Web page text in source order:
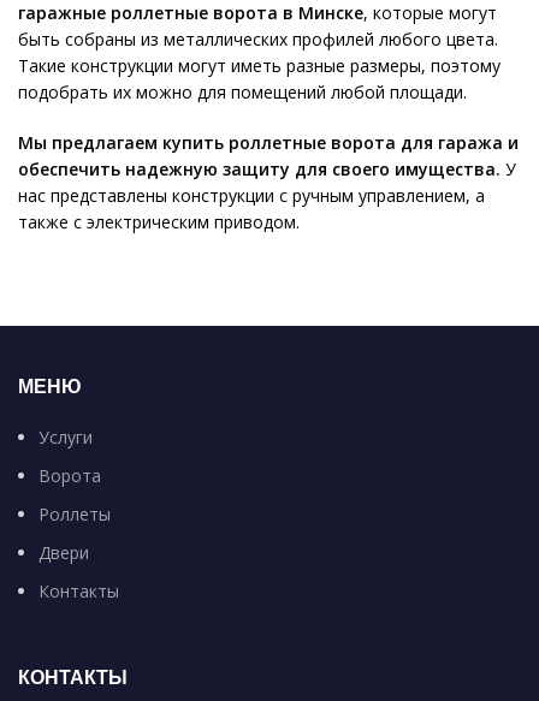
гаражные роллетные ворота в Минске, которые могут
быть собраны из металлических профилей любого цвета.
Такие конструкции могут иметь разные размеры, поэтому
подобрать их можно для помещений любой площади.
Мы предлагаем купить роллетные ворота для гаража и
обеспечить надежную защиту для своего имущества. У
нас представлены конструкции с ручным управлением, а
также с электрическим приводом.
МЕНЮ
Услуги
Ворота
Роллеты
Двери
Контакты
КОНТАКТЫ